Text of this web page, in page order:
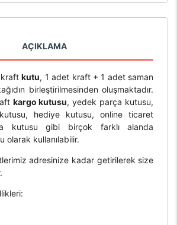
AÇIKLAMA
kraftkutu, 1 adet kraft + 1 adet saman
birleştirilmesinden oluşmaktadır.
kargo kutusu, yedek parça kutusu,
hediye kutusu, online ticaret
kutusu gibi birçok farklı alanda
olarak kullanılabilir.
adresinize kadar getirilerek size